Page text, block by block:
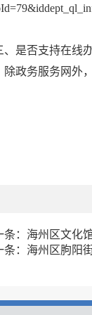
、是否支持在线
除政务服务网外
条： 海州区文化
： 海州区朐阳